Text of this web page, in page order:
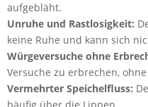
aufgebläht.
Unruhe und Rastlosigkeit:
keine Ruhe und kann sich
Würgeversuche ohne
Versuche zu erbrechen,
Vermehrter Speichelfluss: